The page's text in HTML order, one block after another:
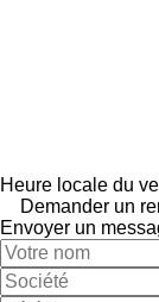
Heure locale du
Demander un
Envoyer un